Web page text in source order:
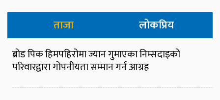
ताजा लोकप्रिय
ब्रोड पिक हिमपहिरोमा ज्यान गुमाएका निम्सदाइको
परिवारद्वारा गोपनीयता सम्मान गर्न आग्रह